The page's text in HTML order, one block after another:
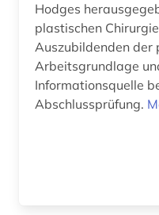
bakteriologie (1)
balneologie (1)
bat-wert (4)
Hodges
plastischen
Auszubildenden der
Arbeitsgrundlage
Informationsquelle
Abschlussprüfung.